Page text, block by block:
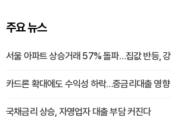
주요 뉴스
서울 아파트 상승거래 57% 돌파…집값 반등,
카드론 확대에도 수익성 하락…중금리대출 영향
국채금리 상승, 자영업자 대출 부담 커진다